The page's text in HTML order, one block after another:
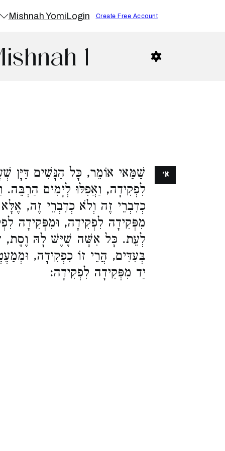
Mishnah YomiLogin Create Free Account
1
שַׁמַּאי אוֹמֵר, כָּל הַנָּשִׁים דַּיָּן
לִפְקִידָה, וַאֲפִלּוּ לְיָמִים הַרְבֵּה.
כְדִבְרֵי זֶה וְלֹא כְדִבְרֵי זֶה,
מִפְּקִידָה לִפְקִידָה, וּמִפְּקִידָה
לְעֵת. כָּל אִשָּׁה שֶׁיֶּשׁ לָהּ
בְּעִדִּים, הֲרֵי זוֹ כִפְקִידָה,
יַד מִפְּקִידָה לִפְקִידָה:
א׳